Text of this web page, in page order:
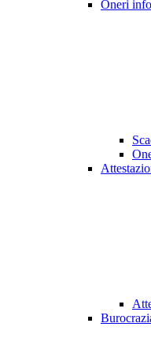
Oneri